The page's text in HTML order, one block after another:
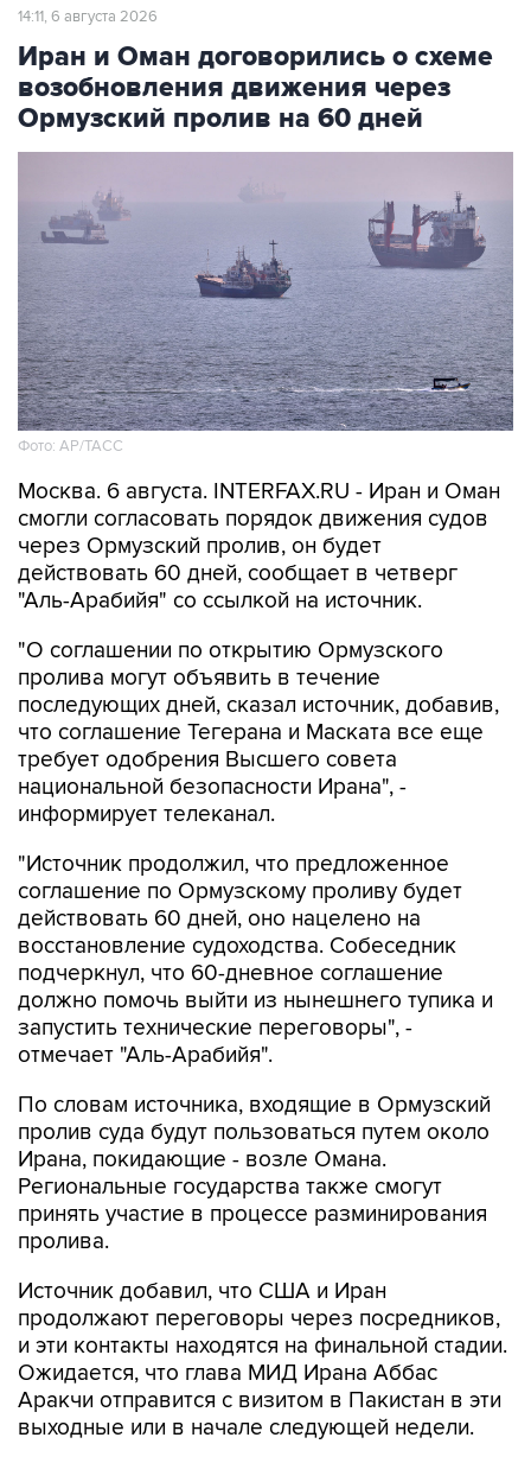
14:11, 6 августа 2026
Иран и Оман договорились о схеме
возобновления движения через
Ормузский пролив на 60 дней
Фото: AP/ТАСС
Москва. 6 августа. INTERFAX.RU - Иран и Оман
смогли согласовать порядок движения судов
через Ормузский пролив, он будет
действовать 60 дней, сообщает в четверг
"Аль-Арабийя" со ссылкой на источник.
"О соглашении по открытию Ормузского
пролива могут объявить в течение
последующих дней, сказал источник, добавив,
что соглашение Тегерана и Маската все еще
требует одобрения Высшего совета
национальной безопасности Ирана", -
информирует телеканал.
"Источник продолжил, что предложенное
соглашение по Ормузскому проливу будет
действовать 60 дней, оно нацелено на
восстановление судоходства. Собеседник
подчеркнул, что 60-дневное соглашение
должно помочь выйти из нынешнего тупика и
запустить технические переговоры", -
отмечает "Аль-Арабийя".
По словам источника, входящие в Ормузский
пролив суда будут пользоваться путем около
Ирана, покидающие - возле Омана.
Региональные государства также смогут
принять участие в процессе разминирования
пролива.
Источник добавил, что США и Иран
продолжают переговоры через посредников,
и эти контакты находятся на финальной стадии.
Ожидается, что глава МИД Ирана Аббас
Аракчи отправится с визитом в Пакистан в эти
выходные или в начале следующей недели.